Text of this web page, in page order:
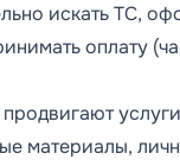
искать ТС,
оплату
продвигают
материалы,